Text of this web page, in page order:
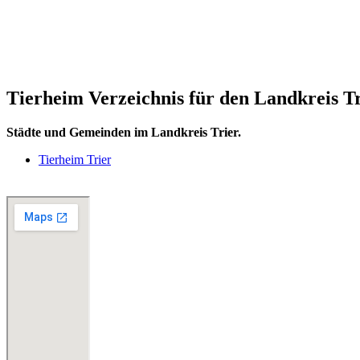
Tierheim Verzeichnis für den Landkreis
Städte und Gemeinden im Landkreis Trier.
Tierheim Trier